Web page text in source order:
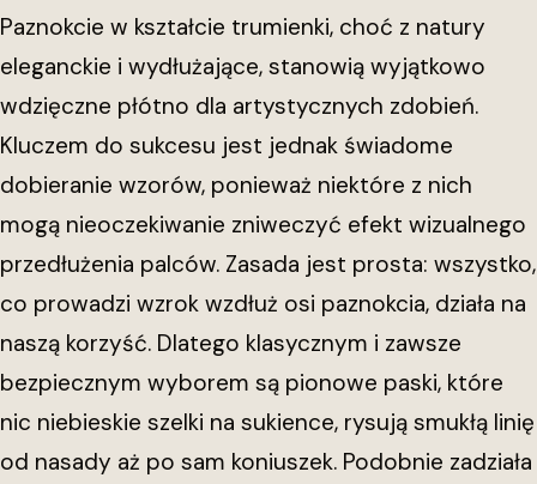
Paznokcie w kształcie trumienki, choć z natury
eleganckie i wydłużające, stanowią wyjątkowo
wdzięczne płótno dla artystycznych zdobień.
Kluczem do sukcesu jest jednak świadome
dobieranie wzorów, ponieważ niektóre z nich
mogą nieoczekiwanie zniweczyć efekt wizualnego
przedłużenia palców. Zasada jest prosta: wszystko,
co prowadzi wzrok wzdłuż osi paznokcia, działa na
naszą korzyść. Dlatego klasycznym i zawsze
bezpiecznym wyborem są pionowe paski, które
nic niebieskie szelki na sukience, rysują smukłą linię
od nasady aż po sam koniuszek. Podobnie zadziała